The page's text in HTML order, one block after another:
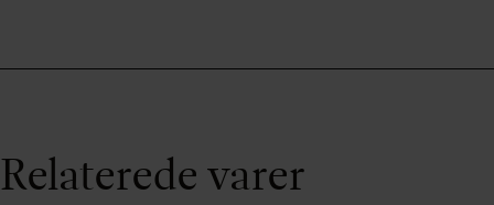
Relaterede varer